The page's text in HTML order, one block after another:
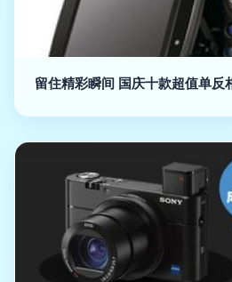
留住精彩瞬间 国庆十款超值单反